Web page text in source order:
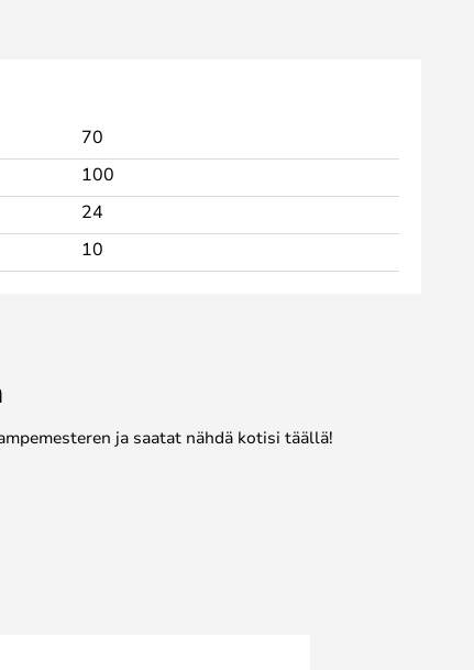
70
100
24
10
ja saatat nähdä kotisi täällä!